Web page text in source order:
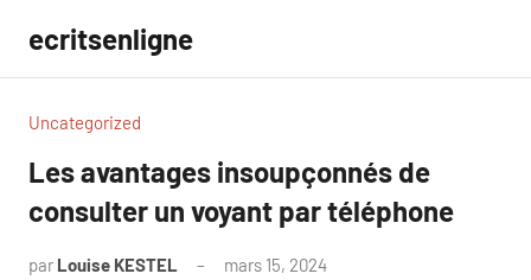
contenu
ecritsenligne
Uncategorized
Les avantages insoupçonnés de
consulter un voyant par téléphone
par Louise KESTEL mars 15, 2024